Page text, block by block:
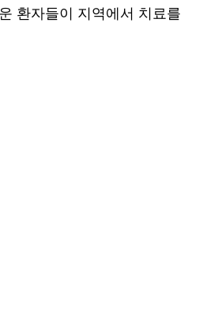
환자들이 지역에서 치료를